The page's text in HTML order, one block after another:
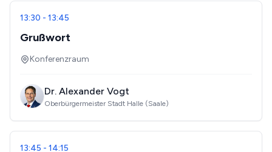
13:30 - 13:45
Grußwort
Konferenzraum
Dr. Alexander Vogt
Oberbürgermeister Stadt Halle (Saale)
13:45 - 14:15